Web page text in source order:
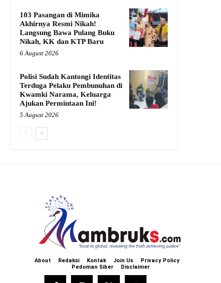
103 Pasangan di Mimika
Akhirnya Resmi Nikah!
Langsung Bawa Pulang Buku
Nikah, KK dan KTP Baru
6 August 2026
Polisi Sudah Kantongi Identitas
Terduga Pelaku Pembunuhan di
Kwamki Narama, Keluarga
Ajukan Permintaan Ini!
5 August 2026
About Redaksi Kontak Join Us
Privacy Policy
Pedoman Siber
Disclaimer